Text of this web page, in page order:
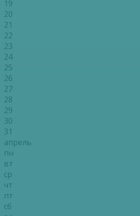
19
20
21
22
23
24
25
26
27
28
29
30
31
апрель
пн
вт
ср
чт
пт
сб